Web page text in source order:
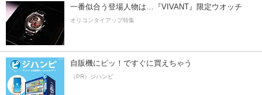
一番似合う登場人物は…『VIVANT』限定ウオッチ
オリコンタイアップ特集
自販機にピッ！ですぐに買えちゃう
（PR）ジハンピ